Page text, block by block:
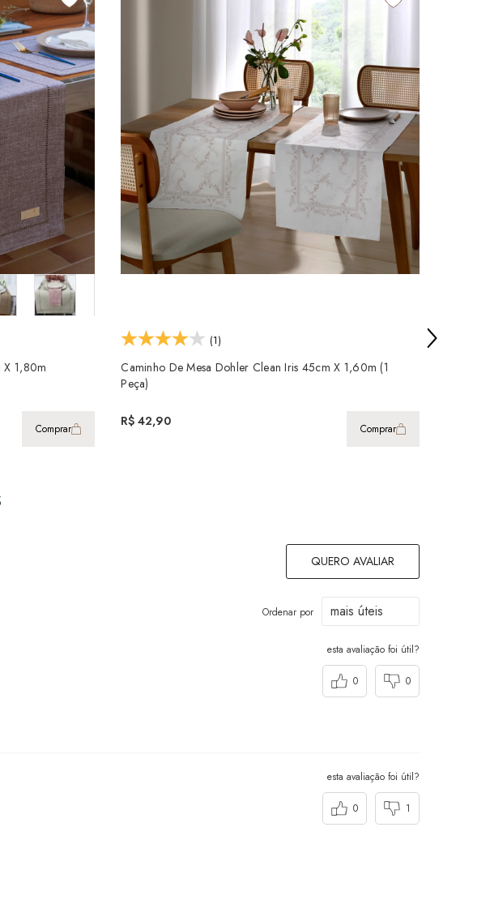
X 1,80m
Comprar
(1)
Caminho De Mesa Dohler Clean Iris 45cm X 1,60m (1
Peça)
R$ 42,90 Comprar
QUERO AVALIAR
Ordenar por
esta avaliação foi útil?
0 0
esta avaliação foi útil?
0 1